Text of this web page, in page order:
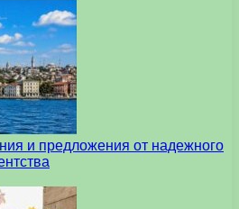
и предложения от надежного